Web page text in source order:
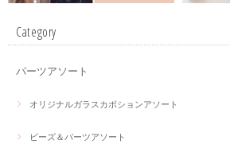
Category
パーツアソート
オリジナルガラスカボションアソート
ビーズ＆パーツアソート